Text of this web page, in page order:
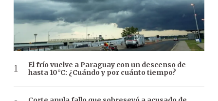
El frío vuelve a Paraguay con un descenso de
hasta 10°C: ¿Cuándo y por cuánto tiempo?